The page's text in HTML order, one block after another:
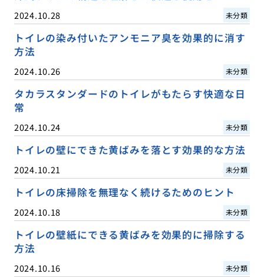
2024.10.28 未分類
トイレの染み付いたアンモニア臭を効果的に消す
方法
2024.10.26 未分類
タカラスタンダードのトイレがもたらす快適な日
常
2024.10.24 未分類
トイレの壁にできた黄ばみを落とす効果的な方法
2024.10.21 未分類
トイレの床掃除を無理なく続けるためのヒント
2024.10.18 未分類
トイレの壁紙にできる黄ばみを効果的に掃除する
方法
2024.10.16 未分類